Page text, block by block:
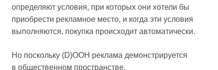
определяют условия, при которых они хотели бы
приобрести рекламное место, и когда эти условия
выполняются, покупка происходит автоматически.
Но поскольку (D)OOH реклама демонстрируется
в общественном пространстве,